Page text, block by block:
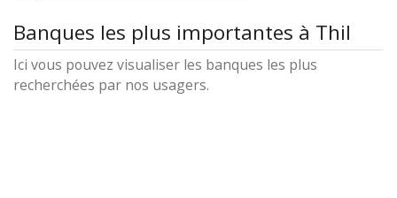
Banques les plus importantes à Thil
Ici vous pouvez visualiser les banques les plus
recherchées par nos usagers.